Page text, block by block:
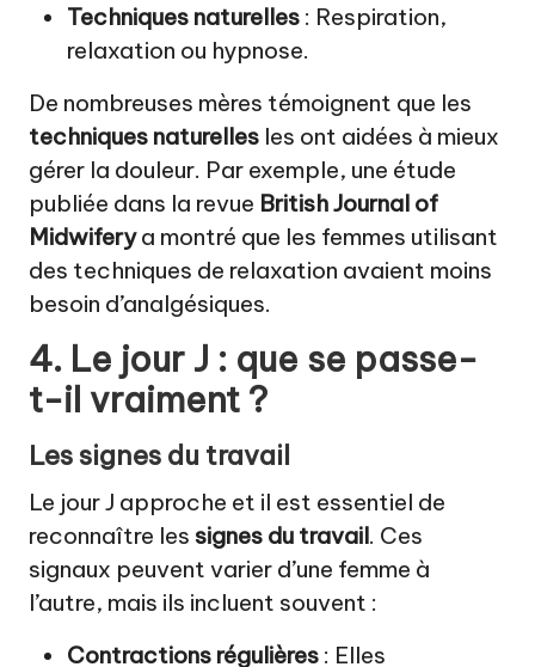
Techniques naturelles : Respiration,
relaxation ou hypnose.
De nombreuses mères témoignent que les
techniques naturelles les ont aidées à mieux
gérer la douleur. Par exemple, une étude
publiée dans la revue British Journal of
Midwiferya montré que les femmes utilisant
des techniques de relaxation avaient moins
besoin d’analgésiques.
4. Le jour J : que se passe-
t-il vraiment ?
Les signes du travail
Le jour J approche et il est essentiel de
reconnaître les signes du travail. Ces
signaux peuvent varier d’une femme à
l’autre, mais ils incluent souvent :
Contractions régulières : Elles